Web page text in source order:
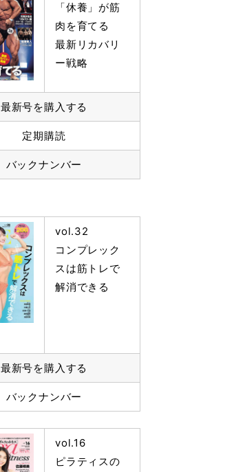
「休養」が筋
肉を育てる
最新リカバリ
ー戦略
最新号を購入する
定期購読
バックナンバー
vol.32
コンプレック
スは筋トレで
解消できる
最新号を購入する
バックナンバー
vol.16
ピラティスの